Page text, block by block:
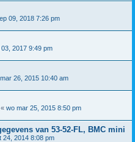
09, 2018 7:26 pm
2017 9:49 pm
26, 2015 10:40 am
wo mar 25, 2015 8:50 pm
van 53-52-FL, BMC mini
24, 2014 8:08 pm